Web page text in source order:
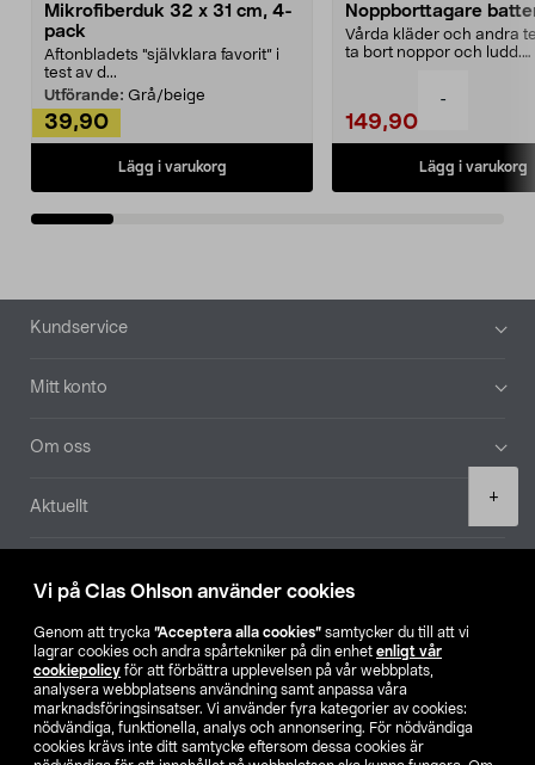
Vi på Clas Ohlson använder cookies
Genom att trycka ”Acceptera alla cookies” samtycker du till att vi
lagrar cookies och andra spårtekniker på din enhet enligt vår
cookiepolicy för att förbättra upplevelsen på vår webbplats,
analysera webbplatsens användning samt anpassa våra
marknadsföringsinsatser. Vi använder fyra kategorier av cookies:
nödvändiga, funktionella, analys och annonsering. För nödvändiga
cookies krävs inte ditt samtycke eftersom dessa cookies är
-
+
Mikrofiberduk 32 x 31 cm, 4-
pack
Aftonbladets "självklara favorit” i
test av d...
Utförande: Grå/beige
39,90
Lägg i varukorg
Noppborttagare
Vårda kläder och andra
ta bort noppor och ludd.
149,90
Lägg i varukorg
Sidfot
Kundservice
Mitt konto
Om oss
Aktuellt
Hitta butik
SE NO FI